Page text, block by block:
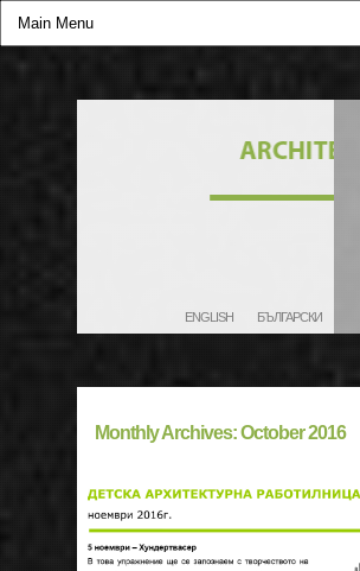
ENGLISH БЪЛГАРСКИ
Monthly Archives:October 2016